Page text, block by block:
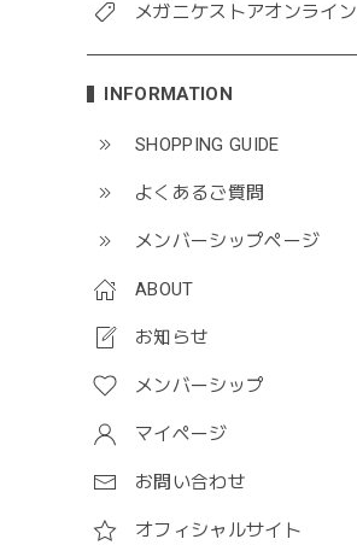
メガニケストアオンライン
INFORMATION
SHOPPING GUIDE
よくあるご質問
メンバーシップページ
ABOUT
お知らせ
メンバーシップ
マイページ
お問い合わせ
オフィシャルサイト